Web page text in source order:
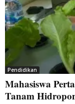
Pendidikan
Mahasiswa
Tanam